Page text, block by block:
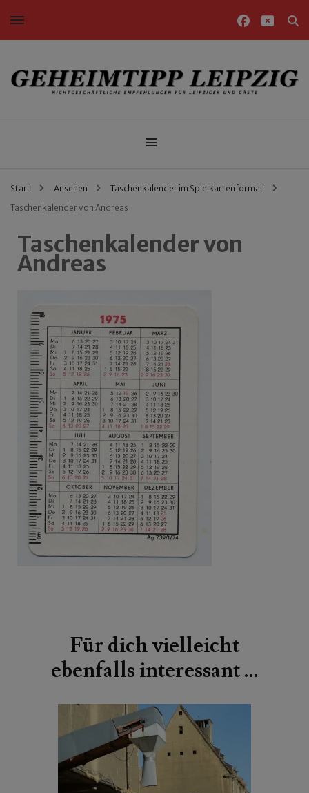
Nichtgeschäftliche Empfehlungen für Leipziger und Gäste
Start Ansehen
Taschenkalender im Spielkartenformat
Taschenkalender von Andreas
Taschenkalender von
Andreas
Für dich vielleicht
ebenfalls interessant …